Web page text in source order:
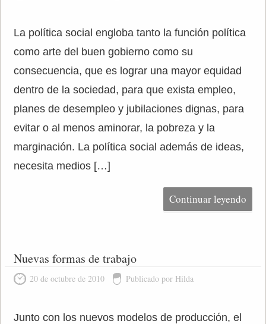
La política social engloba tanto la función política
como arte del buen gobierno como su
consecuencia, que es lograr una mayor equidad
dentro de la sociedad, para que exista empleo,
planes de desempleo y jubilaciones dignas, para
evitar o al menos aminorar, la pobreza y la
marginación. La política social además de ideas,
necesita medios […]
Continuar leyendo
Nuevas formas de trabajo
20 de octubre de 2010 Publicado por Hilda
Junto con los nuevos modelos de producción, el